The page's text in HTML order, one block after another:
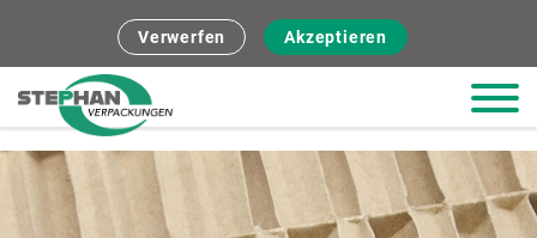
Verwerfen Akzeptieren